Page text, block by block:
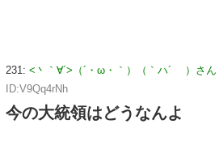
231: <丶｀∀´>（´・ω・｀）（｀ハ´ ）さん
ID:V9Qq4rNh
今の大統領はどうなんよ